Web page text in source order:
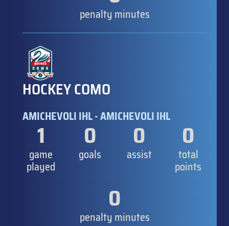
penalty minutes
HOCKEY COMO
AMICHEVOLI IHL - AMICHEVOLI IHL
1
game
played
0
goals
0
assist
0
total
points
0
penalty minutes